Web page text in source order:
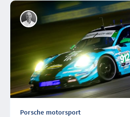
Porsche motorsport